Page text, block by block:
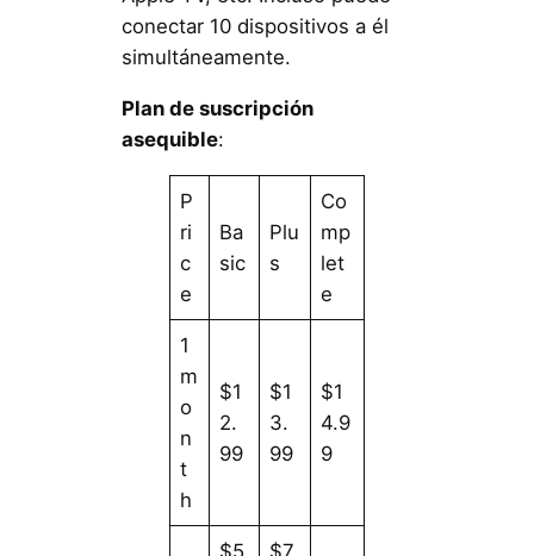
conectar 10 dispositivos a él
simultáneamente.
Plan de suscripción
asequible:
P
ri
c
e
Ba
sic
Plu
s
Co
mp
let
e
1
m
o
n
t
h
$1
2.
99
$1
3.
99
$1
4.9
9
$5
$7